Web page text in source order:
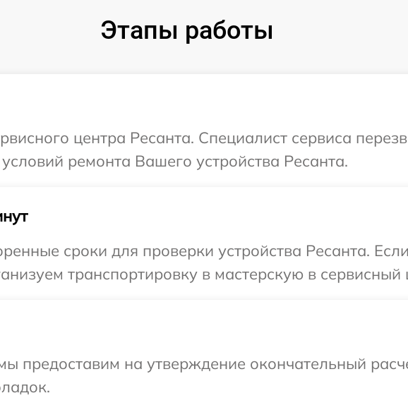
Этапы работы
центра Ресанта. Специалист сервиса
ремонта Вашего устройства Ресанта.
сроки для проверки устройства Ресанта.
транспортировку в мастерскую в сервисный
предоставим на утверждение окончательный